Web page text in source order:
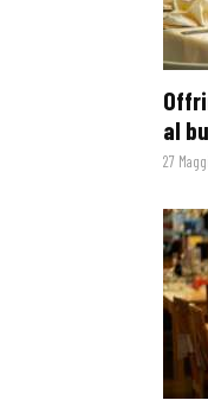
al
27